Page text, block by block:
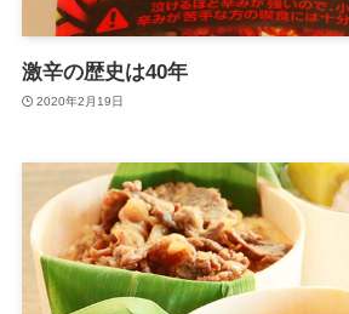
激辛の歴史は40年
2020年2月19日